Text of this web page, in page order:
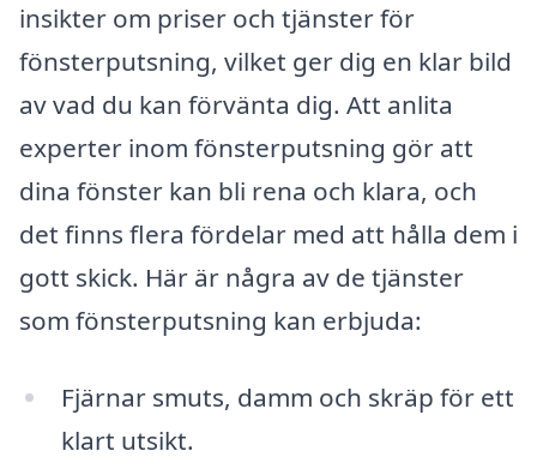
insikter om priser och tjänster för
fönsterputsning, vilket ger dig en klar bild
av vad du kan förvänta dig. Att anlita
experter inom fönsterputsning gör att
dina fönster kan bli rena och klara, och
det finns flera fördelar med att hålla dem i
gott skick. Här är några av de tjänster
som fönsterputsning kan erbjuda:
Fjärnar smuts, damm och skräp för ett
klart utsikt.